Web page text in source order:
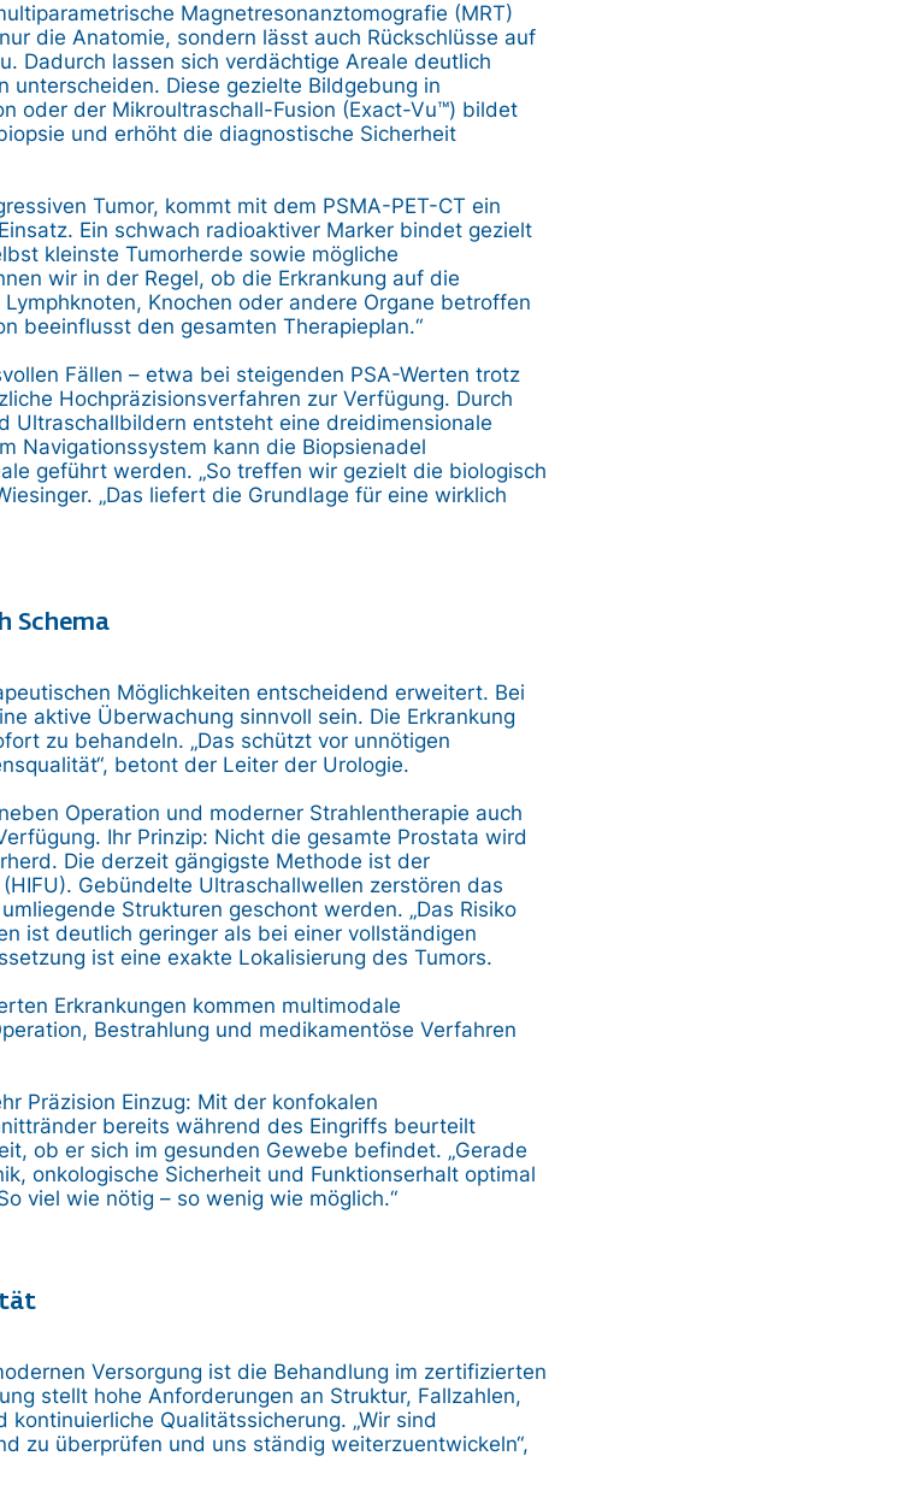
Magnetresonanztomografie (MRT)
die Anatomie, sondern lässt auch Rückschlüsse auf
Dadurch lassen sich verdächtige Areale deutlich
unterscheiden. Diese gezielte Bildgebung in
oder der Mikroultraschall-Fusion (Exact-Vu™) bildet
und erhöht die diagnostische Sicherheit
Tumor, kommt mit dem PSMA-PET-CT ein
Ein schwach radioaktiver Marker bindet gezielt
kleinste Tumorherde sowie mögliche
wir in der Regel, ob die Erkrankung auf die
Knochen oder andere Organe betroffen
beeinflusst den gesamten Therapieplan.“
Fällen – etwa bei steigenden PSA-Werten trotz
Hochpräzisionsverfahren zur Verfügung. Durch
Ultraschallbildern entsteht eine dreidimensionale
Navigationssystem kann die Biopsienadel
geführt werden. „So treffen wir gezielt die biologisch
„Das liefert die Grundlage für eine wirklich
Schema
Möglichkeiten entscheidend erweitert. Bei
aktive Überwachung sinnvoll sein. Die Erkrankung
zu behandeln. „Das schützt vor unnötigen
betont der Leiter der Urologie.
Operation und moderner Strahlentherapie auch
Ihr Prinzip: Nicht die gesamte Prostata wird
Die derzeit gängigste Methode ist der
Gebündelte Ultraschallwellen zerstören das
Strukturen geschont werden. „Das Risiko
ist deutlich geringer als bei einer vollständigen
ist eine exakte Lokalisierung des Tumors.
Erkrankungen kommen multimodale
Bestrahlung und medikamentöse Verfahren
Präzision Einzug: Mit der konfokalen
bereits während des Eingriffs beurteilt
ob er sich im gesunden Gewebe befindet. „Gerade
onkologische Sicherheit und Funktionserhalt optimal
viel wie nötig – so wenig wie möglich.“
Versorgung ist die Behandlung im zertifizierten
stellt hohe Anforderungen an Struktur, Fallzahlen,
Qualitätssicherung. „Wir sind
zu überprüfen und uns ständig weiterzuentwickeln“,